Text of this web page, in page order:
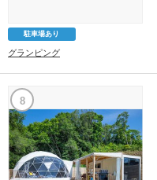
駐車場あり
グランピング
8